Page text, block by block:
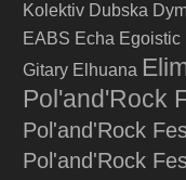
Kolektiv Dubska
EABS Echa Egoistic
Gitary Elhuana
Pol'and'Rock
Pol'and'Rock
Pol'and'Rock